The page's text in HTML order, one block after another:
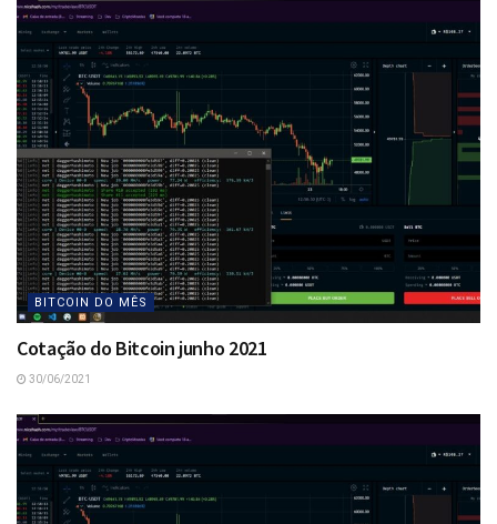
BITCOIN DO MÊS
Cotação do Bitcoin junho 2021
30/06/2021